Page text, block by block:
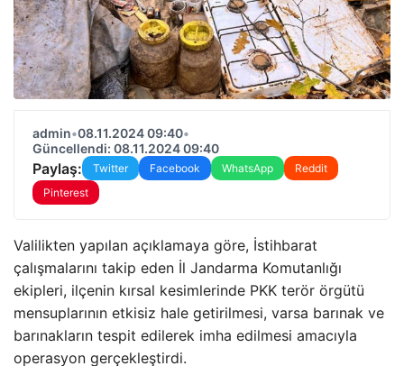
admin•08.11.2024 09:40•
Güncellendi: 08.11.2024 09:40
Paylaş: Twitter Facebook WhatsApp
Reddit
Pinterest
Valilikten yapılan açıklamaya göre, İstihbarat
çalışmalarını takip eden İl Jandarma Komutanlığı
ekipleri, ilçenin kırsal kesimlerinde PKK terör örgütü
mensuplarının etkisiz hale getirilmesi, varsa barınak ve
barınakların tespit edilerek imha edilmesi amacıyla
operasyon gerçekleştirdi.